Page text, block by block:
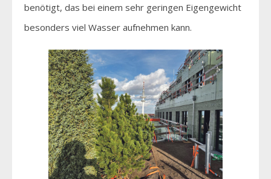
benötigt, das bei einem sehr geringen Eigengewicht
besonders viel Wasser aufnehmen kann.